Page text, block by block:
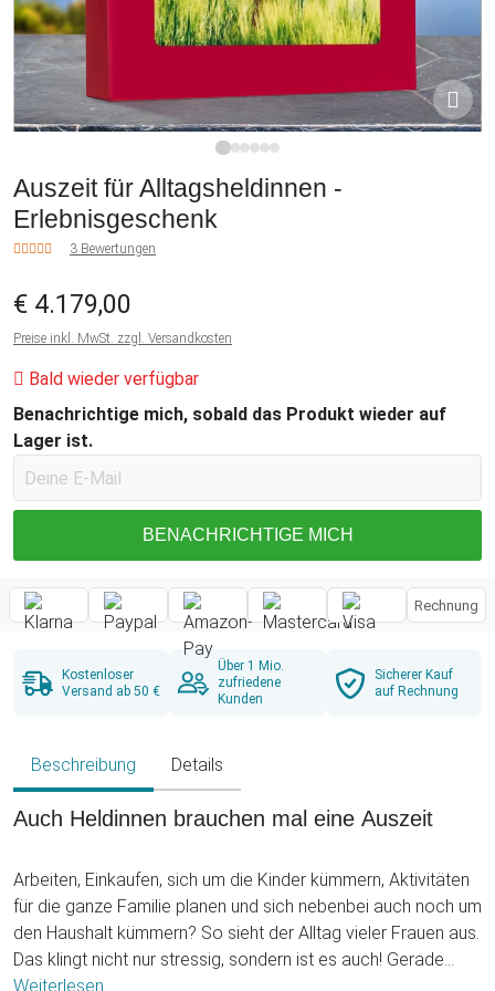
Auszeit für Alltagsheldinnen -
Erlebnisgeschenk
3 Bewertungen
€ 4.179,00
Preise inkl. MwSt. zzgl. Versandkosten
Bald wieder verfügbar
Benachrichtige mich, sobald das Produkt wieder auf
Lager ist.
BENACHRICHTIGE MICH
Rechnung
Kostenloser
Versand ab 50 €
Über 1 Mio.
zufriedene
Kunden
Sicherer Kauf
auf Rechnung
Beschreibung Details
Auch Heldinnen brauchen mal eine Auszeit
Arbeiten, Einkaufen, sich um die Kinder kümmern, Aktivitäten
für die ganze Familie planen und sich nebenbei auch noch um
den Haushalt kümmern? So sieht der Alltag vieler Frauen aus.
Das klingt nicht nur stressig, sondern ist es auch! Gerade
deshalb ist es wichtig, sich ab und an mal eine Auszeit zu
Weiterlesen ...